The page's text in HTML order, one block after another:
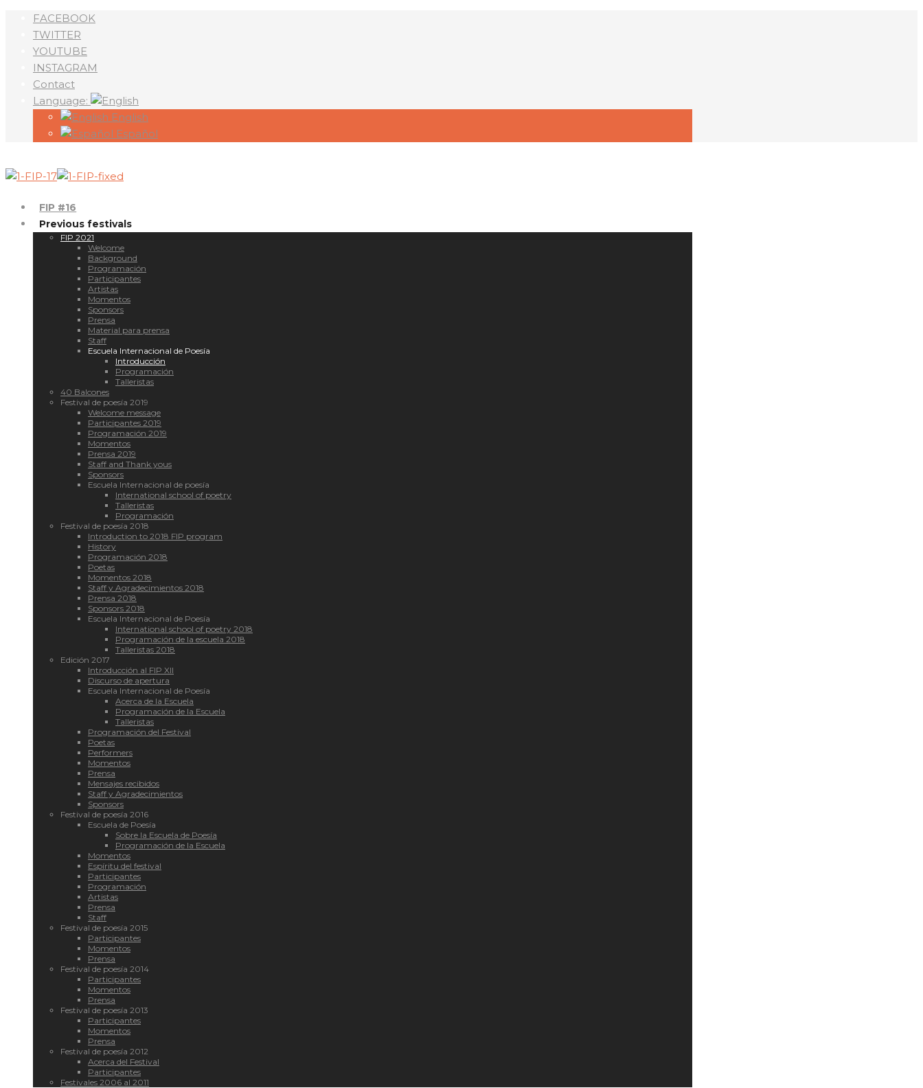
FACEBOOK
TWITTER
YOUTUBE
INSTAGRAM
Contact
Language:
English
Español
FIP #16
Previous festivals
FIP 2021
Welcome
Background
Programación
Participantes
Artistas
Momentos
Sponsors
Prensa
Material para prensa
Staff
Escuela Internacional de Poesía
Introducción
Programación
Talleristas
40 Balcones
Festival de poesía 2019
Welcome message
Participantes 2019
Programación 2019
Momentos
Prensa 2019
Staff and Thank yous
Sponsors
Escuela Internacional de poesía
International school of poetry
Talleristas
Programación
Festival de poesía 2018
Introduction to 2018 FIP program
History
Programación 2018
Poetas
Momentos 2018
Staff y Agradecimientos 2018
Prensa 2018
Sponsors 2018
Escuela Internacional de Poesía
International school of poetry 2018
Programación de la escuela 2018
Talleristas 2018
Edición 2017
Introducción al FIP XII
Discurso de apertura
Escuela Internacional de Poesía
Acerca de la Escuela
Programación de la Escuela
Talleristas
Programación del Festival
Poetas
Performers
Momentos
Prensa
Mensajes recibidos
Staff y Agradecimientos
Sponsors
Festival de poesía 2016
Escuela de Poesía
Sobre la Escuela de Poesía
Programación de la Escuela
Momentos
Espíritu del festival
Participantes
Programación
Artistas
Prensa
Staff
Festival de poesía 2015
Participantes
Momentos
Prensa
Festival de poesía 2014
Participantes
Momentos
Prensa
Festival de poesía 2013
Participantes
Momentos
Prensa
Festival de poesía 2012
Acerca del Festival
Participantes
Festivales 2006 al 2011